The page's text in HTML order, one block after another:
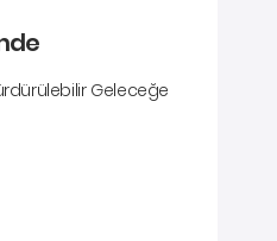
Adım
Geleceğe